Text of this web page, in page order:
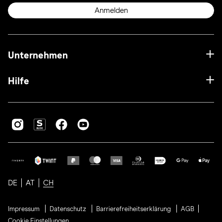
Anmelden
Unternehmen
Hilfe
DE AT CH
Impressum Datenschutz Barrierefreiheitserklärung
AGB